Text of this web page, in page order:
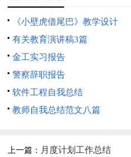
《小壁虎借尾巴》教学设计
有关教育演讲稿3篇
金工实习报告
警察辞职报告
软件工程自我总结
教师自我总结范文八篇
上一篇： 月度计划工作总结